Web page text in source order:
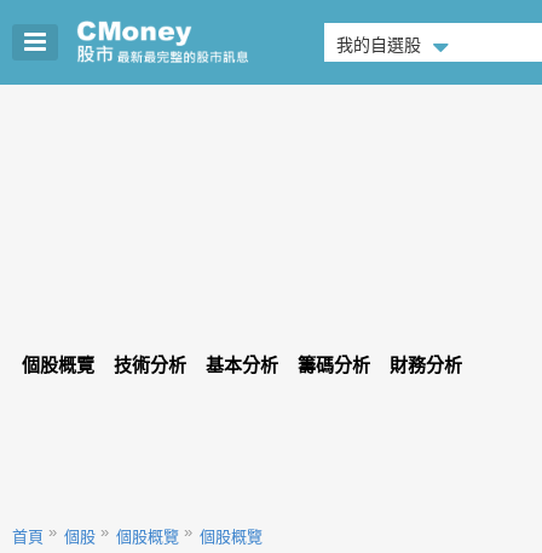
我的自選股
個股概覽 技術分析 基本分析 籌碼分析 財務分析
首頁 個股 個股概覽 個股概覽